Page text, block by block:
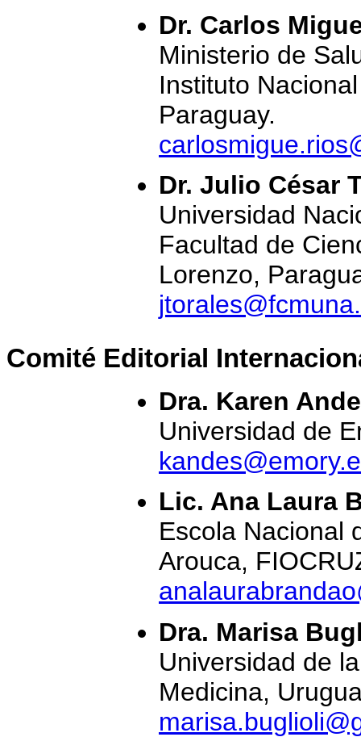
Dr. Carlos
Ministerio de
Instituto
Paraguay.
Dr. Julio César
Universidad
Facultad de
Lorenzo,
Comité Editorial
Dra. Karen
Universidad de
Lic. Ana Laura
Escola Nacional
Arouca,
Dra. Marisa
Universidad de
Medicina,